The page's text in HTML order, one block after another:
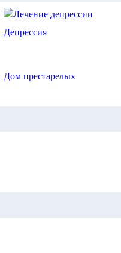
Депрессия
Дом престарелых